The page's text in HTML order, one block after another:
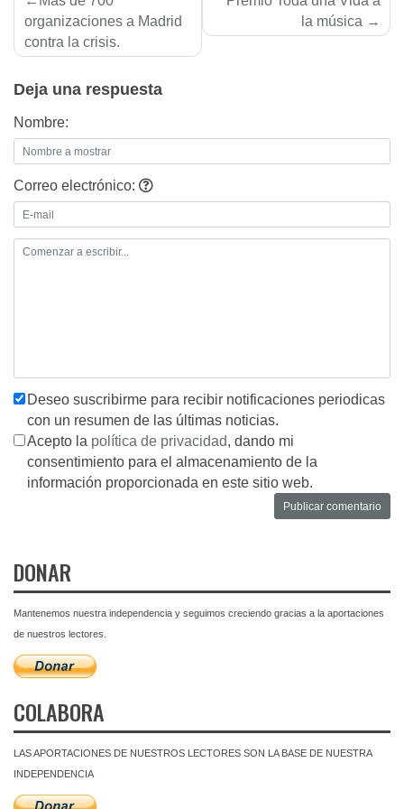
de
entradas
organizaciones a Madrid
contra la crisis.
la música
Deja una respuesta
Nombre:
Correo electrónico:
Deseo suscribirme para recibir notificaciones periodicas
con un resumen de las últimas noticias.
Acepto la política de privacidad, dando mi
consentimiento para el almacenamiento de la
información proporcionada en este sitio web.
DONAR
Mantenemos nuestra independencia y seguimos creciendo gracias a la aportaciones
de nuestros lectores.
COLABORA
LAS APORTACIONES DE NUESTROS LECTORES SON LA BASE DE NUESTRA
INDEPENDENCIA